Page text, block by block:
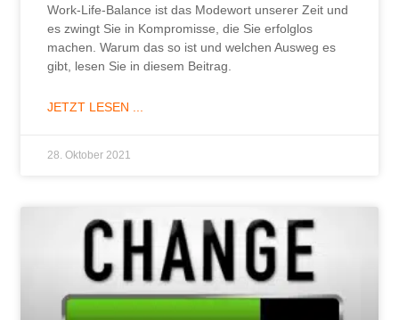
Work-Life-Balance ist das Modewort unserer Zeit und
es zwingt Sie in Kompromisse, die Sie erfolglos
machen. Warum das so ist und welchen Ausweg es
gibt, lesen Sie in diesem Beitrag.
JETZT LESEN ...
28. Oktober 2021